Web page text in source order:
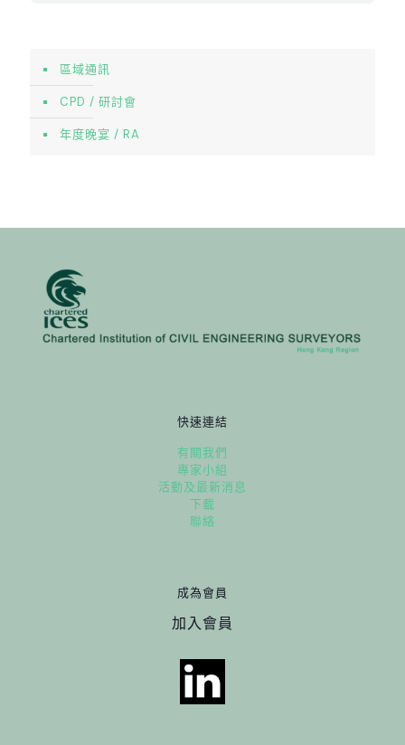
區域通訊
CPD / 研討會
年度晚宴 / RA
快速連結
有關我們
專家小組
活動及最新消息
下載
聯絡
成為會員
加入會員